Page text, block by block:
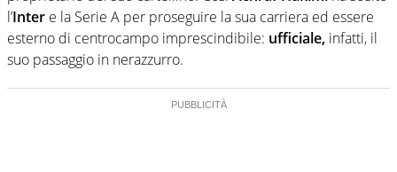
l’Inter e la Serie A per proseguire la sua carriera ed essere
esterno di centrocampo imprescindibile: ufficiale, infatti, il
suo passaggio in nerazzurro.